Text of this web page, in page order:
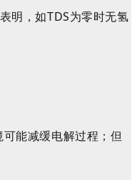
明，如TDS为零时无氢
能减缓电解过程；但